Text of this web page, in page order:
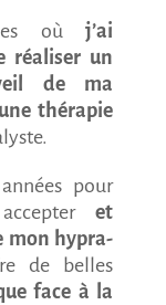
oùj’ai
réaliser un
de ma
thérapie
pour
accepteret
mon hypra-
de belles
face à la